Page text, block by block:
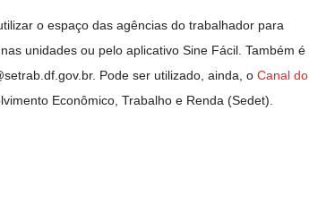
o espaço das agências do trabalhador para
unidades ou pelo aplicativo Sine Fácil. Também é
. Pode ser utilizado, ainda, o Canal do
Econômico, Trabalho e Renda (Sedet).